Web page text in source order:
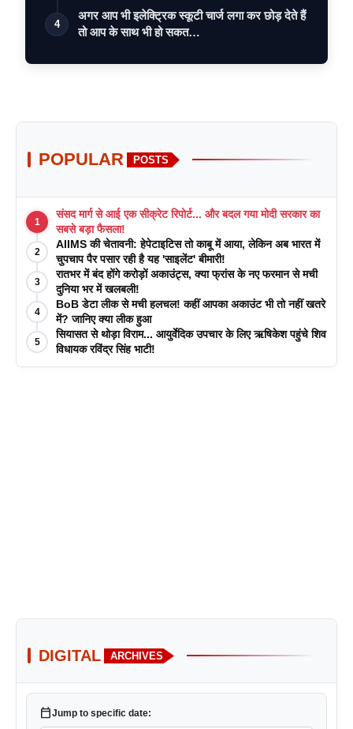
4
अगर आप भी इलेक्ट्रिक स्कूटी चार्ज लगा कर छोड़ देते हैं
तो आप के साथ भी हो सकत…
POPULAR POSTS
1
संसद मार्ग से आई एक सीक्रेट रिपोर्ट... और बदल गया मोदी सरकार का
सबसे बड़ा फैसला!
2
AIIMS की चेतावनी: हेपेटाइटिस तो काबू में आया, लेकिन अब भारत में
चुपचाप पैर पसार रही है यह 'साइलेंट' बीमारी!
3
रातभर में बंद होंगे करोड़ों अकाउंट्स, क्या फ्रांस के नए फरमान से मची
दुनिया भर में खलबली!
4
BoB डेटा लीक से मची हलचल! कहीं आपका अकाउंट भी तो नहीं खतरे
में? जानिए क्या लीक हुआ
5
सियासत से थोड़ा विराम... आयुर्वेदिक उपचार के लिए ऋषिकेश पहुंचे शिव
विधायक रविंद्र सिंह भाटी!
DIGITAL ARCHIVES
calendar_todayJump to specific date: